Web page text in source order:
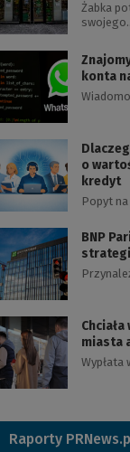
Żabka
konta
o
kredyt
Popyt
BNP
miasta
Wypłata
Raporty